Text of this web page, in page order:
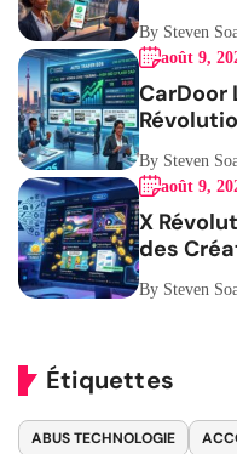
By Steven
août 9,
CarDoor
By Steven
août 9,
X
des
By Steven
Étiquettes
ABUS TECHNOLOGIE